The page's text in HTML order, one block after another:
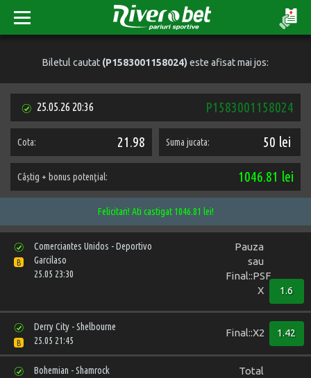
Biletul cautat (P1583001158024) este afisat mai jos:
25.05.26 20:36 P1583001158024
Cota: 21.98 Suma jucata: 50 lei
Câștig + bonus potenţial: 1046.81 lei
Felicitari! Ati castigat 1046.81 lei!
B
Comerciantes Unidos - Deportivo
Garcilaso
25.05 23:30
Pauza
sau
Final::PSF
X
1.6
B
Derry City - Shelbourne
25.05 21:45
Final::X2 1.42
Bohemian - Shamrock
Total